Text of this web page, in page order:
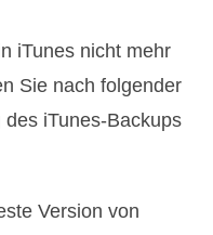
iTunes nicht mehr
Sie nach folgender
iTunes-Backups
Version von